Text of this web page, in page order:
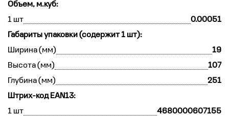
Объем, м.куб:
1 шт
0.00051
Габариты упаковки (содержит 1 шт):
Ширина (мм)
19
Высота (мм)
107
Глубина (мм)
251
Штрих-код EAN13:
1 шт
4680000607155